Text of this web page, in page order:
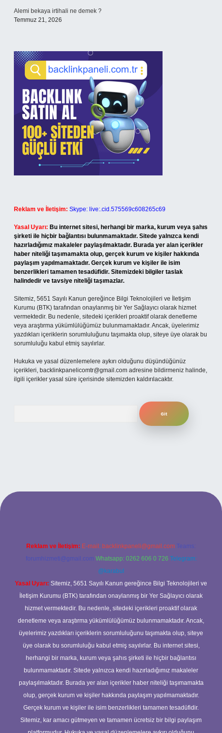
Alemi bekaya irtihali ne demek ?
Temmuz 21, 2026
Reklam ve İletişim: Skype: live:.cid.575569c608265c69
Yasal Uyarı: Bu internet sitesi, herhangi bir marka, kurum veya şahıs
şirketi ile hiçbir bağlantısı bulunmamaktadır. Sitede yalnızca kendi
hazırladığımız makaleler paylaşılmaktadır. Burada yer alan içerikler
haber niteliği taşımamakta olup, gerçek kurum ve kişiler hakkında
paylaşım yapılmamaktadır. Gerçek kurum ve kişiler ile isim
benzerlikleri tamamen tesadüfidir. Sitemizdeki bilgiler taslak
halindedir ve tavsiye niteliği taşımazlar.
Sitemiz, 5651 Sayılı Kanun gereğince Bilgi Teknolojileri ve İletişim
Kurumu (BTK) tarafından onaylanmış bir Yer Sağlayıcı olarak hizmet
vermektedir. Bu nedenle, sitedeki içerikleri proaktif olarak denetleme
veya araştırma yükümlülüğümüz bulunmamaktadır. Ancak, üyelerimiz
yazdıkları içeriklerin sorumluluğunu taşımakta olup, siteye üye olarak bu
sorumluluğu kabul etmiş sayılırlar.
Hukuka ve yasal düzenlemelere aykırı olduğunu düşündüğünüz
içerikleri, backlinkpanelicomtr@gmail.com adresine bildirmeniz halinde,
ilgili içerikler yasal süre içerisinde sitemizden kaldırılacaktır.
giriş
Reklam ve İletişim: E-mail: backlinkpaneli@gmail.com Teams:
forumhizmeti@gmail.com Whatsapp: 0262 606 0 726 Telegram:
@karabul
Yasal Uyarı: Sitemiz, 5651 Sayılı Kanun gereğince Bilgi Teknolojileri ve
İletişim Kurumu (BTK) tarafından onaylanmış bir Yer Sağlayıcı olarak
hizmet vermektedir. Bu nedenle, sitedeki içerikleri proaktif olarak
denetleme veya araştırma yükümlülüğümüz bulunmamaktadır. Ancak,
üyelerimiz yazdıkları içeriklerin sorumluluğunu taşımakta olup, siteye
üye olarak bu sorumluluğu kabul etmiş sayılırlar. Bu internet sitesi,
herhangi bir marka, kurum veya şahıs şirketi ile hiçbir bağlantısı
bulunmamaktadır. Sitede yalnızca kendi hazırladığımız makaleler
paylaşılmaktadır. Burada yer alan içerikler haber niteliği taşımamakta
olup, gerçek kurum ve kişiler hakkında paylaşım yapılmamaktadır.
Gerçek kurum ve kişiler ile isim benzerlikleri tamamen tesadüfidir.
Sitemiz, kar amacı gütmeyen ve tamamen ücretsiz bir bilgi paylaşım